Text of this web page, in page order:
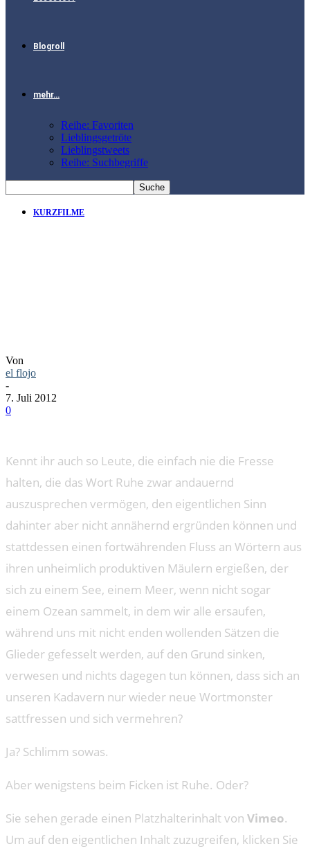
Blogroll
mehr…
Reihe: Favoriten
Lieblingsgetröte
Lieblingstweets
Reihe: Suchbegriffe
KURZFILME
Von
el flojo
-
7. Juli 2012
0
Kennt ihr auch so Leute, die einfach nie die Fresse
halten, die das Wort Ruhe zwar andauernd
auszusprechen vermögen, den eigentlichen Sinn
dahinter aber nicht annähernd ergründen können und
stattdessen einen fortwährenden Fluss an Wörtern aus
ihren unheimlich produktiven Mäulern ergießen, der
sich zu einem See, einem Meer, wenn nicht sogar
einem Ozean sammelt, in dem wir alle ersaufen,
während uns mit nicht enden wollenden Sätzen die
Glieder gefesselt werden, auf den Grund sinken,
verwesen und nichts dagegen tun können, dass sich an
unseren Kadavern nur wieder neue Wortmonster
sattfressen und sich vermehren?
Ja? Schlimm sowas.
Aber wenigstens beim Ficken ist Ruhe. Oder?
Sie sehen gerade einen Platzhalterinhalt von Vimeo.
Um auf den eigentlichen Inhalt zuzugreifen, klicken Sie